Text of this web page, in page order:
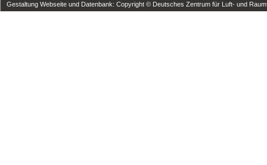
Gestaltung Webseite und Datenbank: Copyright © Deutsches Zentrum für Luft- und